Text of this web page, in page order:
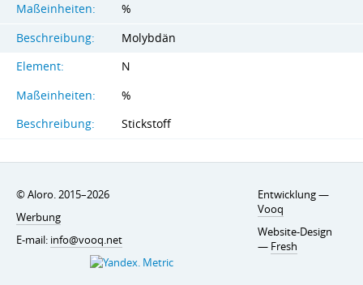
Maßeinheiten:
%
Beschreibung:
Molybdän
Element:
N
Maßeinheiten:
%
Beschreibung:
Stickstoff
© Aloro. 2015–2026
Werbung
E-mail: info@vooq.net
Entwicklung —
Vooq
Website-Design
— Fresh